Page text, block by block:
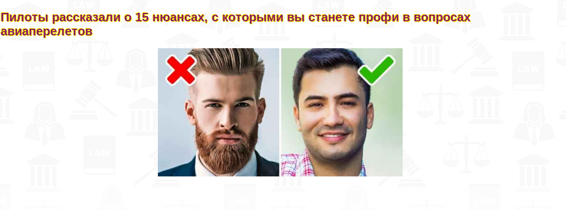
Пилоты рассказали о 15 нюансах, с которыми вы станете профи в вопросах
авиаперелетов